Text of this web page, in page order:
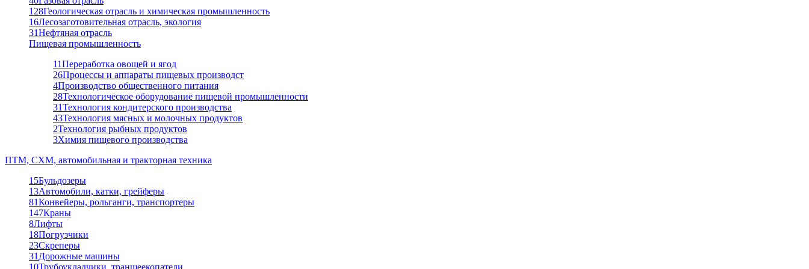
128Геологическая отрасль и химическая промышленность
16Лесозаготовительная отрасль, экология
31Нефтяная отрасль
Пищевая промышленность
11Переработка овощей и ягод
26Процессы и аппараты пищевых производст
4Производство общественного питания
28Технологическое оборудование пищевой промышленности
31Технология кондитерского производства
43Технология мясных и молочных продуктов
2Технология рыбных продуктов
3Химия пищевого производства
ПТМ, СХМ, автомобильная и тракторная техника
15Бульдозеры
13Автомобили, катки, грейферы
81Конвейеры, рольганги, транспортеры
147Краны
8Лифты
18Погрузчики
23Скреперы
31 Дорожные машины
10Трубоукладчики, траншеекопатели